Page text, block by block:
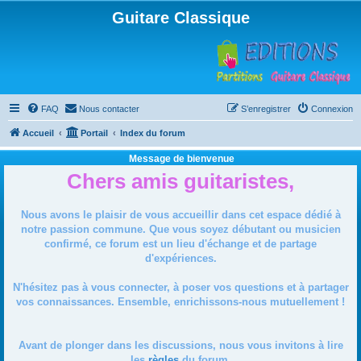
Guitare Classique
FAQ Nous contacter Connexion
S’enregistrer
Accueil Portail Index du forum
Message de bienvenue
Chers amis guitaristes,
Nous avons le plaisir de vous accueillir dans cet espace dédié à
notre passion commune. Que vous soyez débutant ou musicien
confirmé, ce forum est un lieu d'échange et de partage
d'expériences.
N'hésitez pas à vous connecter, à poser vos questions et à partager
vos connaissances. Ensemble, enrichissons-nous mutuellement !
Avant de plonger dans les discussions, nous vous invitons à lire